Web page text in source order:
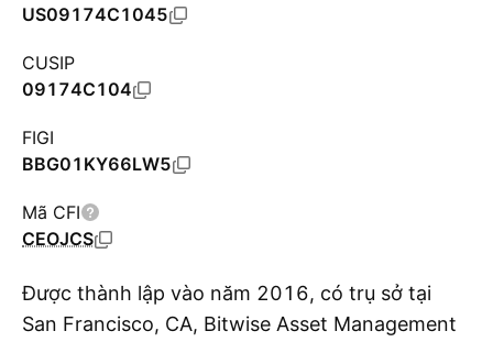
US09174C1045
CUSIP
09174C104
FIGI
BBG01KY66LW5
Mã CFI
CEOJCS
Được thành lập vào năm 2016, có trụ sở tại
San Francisco, CA, Bitwise Asset Management